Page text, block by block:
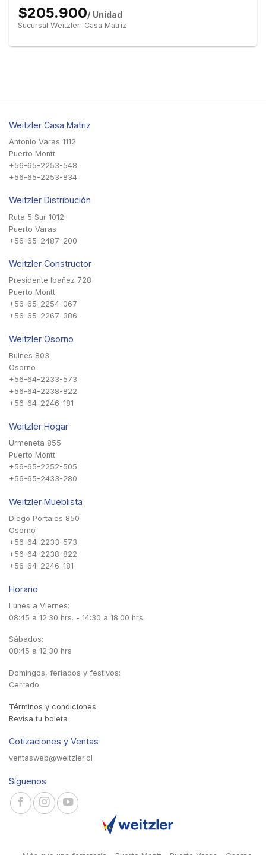
$205.900/ Unidad
Sucursal Weitzler: Casa Matriz
Weitzler Casa Matriz
Antonio Varas 1112
Puerto Montt
+56-65-2253-548
+56-65-2253-834
Weitzler Distribución
Ruta 5 Sur 1012
Puerto Varas
+56-65-2487-200
Weitzler Constructor
Presidente Ibañez 728
Puerto Montt
+56-65-2254-067
+56-65-2267-386
Weitzler Osorno
Bulnes 803
Osorno
+56-64-2233-573
+56-64-2238-822
+56-64-2246-181
Weitzler Hogar
Urmeneta 855
Puerto Montt
+56-65-2252-505
+56-65-2433-280
Weitzler Mueblista
Diego Portales 850
Osorno
+56-64-2233-573
+56-64-2238-822
+56-64-2246-181
Horario
Lunes a Viernes:
08:45 a 12:30 hrs. - 14:30 a 18:00 hrs.
Sábados:
08:45 a 12:30 hrs
Domingos, feriados y festivos:
Cerrado
Términos y condiciones
Revisa tu boleta
Cotizaciones y Ventas
ventasweb@weitzler.cl
Síguenos